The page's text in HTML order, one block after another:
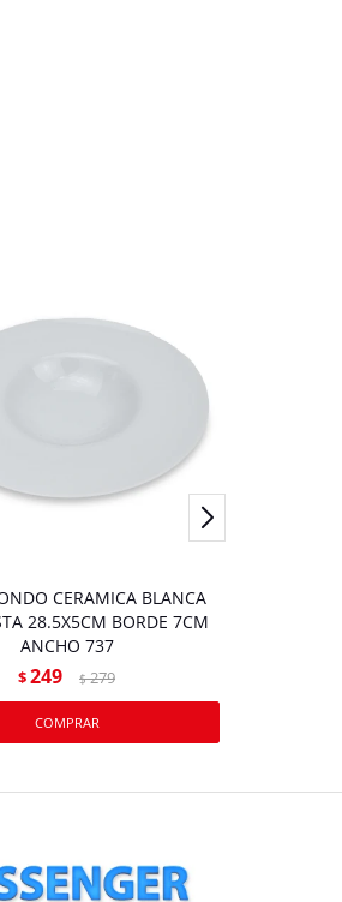
CERAMICA BLANCA
28.5X5CM BORDE 7CM
ANCHO 737
$249 $ 279